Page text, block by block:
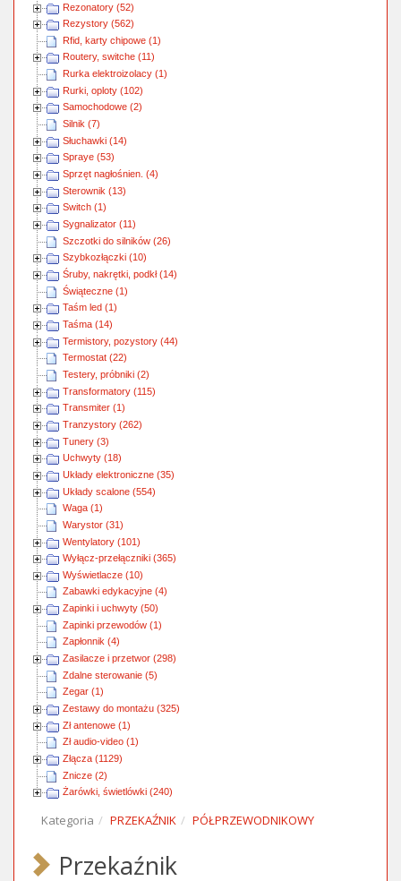
Rezonatory (52)
Rezystory (562)
Rfid, karty chipowe (1)
Routery, switche (11)
Rurka elektroizolacy (1)
Rurki, oploty (102)
Samochodowe (2)
Silnik (7)
Słuchawki (14)
Spraye (53)
Sprzęt nagłośnien. (4)
Sterownik (13)
Switch (1)
Sygnalizator (11)
Szczotki do silników (26)
Szybkozłączki (10)
Śruby, nakrętki, podkł (14)
Świąteczne (1)
Taśm led (1)
Taśma (14)
Termistory, pozystory (44)
Termostat (22)
Testery, próbniki (2)
Transformatory (115)
Transmiter (1)
Tranzystory (262)
Tunery (3)
Uchwyty (18)
Układy elektroniczne (35)
Układy scalone (554)
Waga (1)
Warystor (31)
Wentylatory (101)
Wyłącz-przełączniki (365)
Wyświetlacze (10)
Zabawki edykacyjne (4)
Zapinki i uchwyty (50)
Zapinki przewodów (1)
Zapłonnik (4)
Zasilacze i przetwor (298)
Zdalne sterowanie (5)
Zegar (1)
Zestawy do montażu (325)
Zł antenowe (1)
Zł audio-video (1)
Złącza (1129)
Znicze (2)
Żarówki, świetlówki (240)
Kategoria PRZEKAŹNIK PÓŁPRZEWODNIKOWY
Przekaźnik